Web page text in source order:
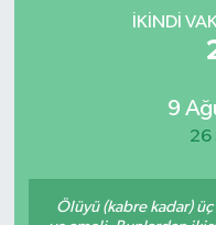
İKINDI
9
26
Ölüyü (kabre kadar)
Tüm Manşetler